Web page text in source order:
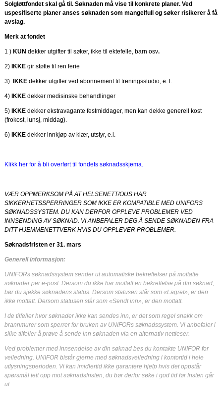
Solgløttfondet skal gå til. Søknaden må vise til konkrete planer. Ved
uspesifiserte planer anses søknaden som mangelfull og søker risikerer å få
avslag.
Merk at fondet
1 ) KUN dekker utgifter til søker, ikke til ektefelle, barn osv.
2)IKKEgir støtte til ren ferie
3) IKKEdekker utgifter ved abonnement til treningsstudio, e. l.
4) IKKEdekker medisinske behandlinger
5) IKKEdekker ekstravagante festmiddager, men kan dekke generell kost
(frokost, lunsj, middag).
6) IKKEdekker innkjøp av klær, utstyr, e.l.
Klikk her for å bli overført til fondets søknadsskjema.
VÆR OPPMERKSOM PÅ AT HELSENETT/OUS HAR
SIKKERHETSSPERRINGER SOM IKKE ER KOMPATIBLE MED UNIFORS
SØKNADSSYSTEM. DU KAN DERFOR OPPLEVE PROBLEMER VED
INNSENDING AV SØKNAD. VI ANBEFALER DEG Å SENDE SØKNADEN FRA
DITT HJEMMENETTVERK HVIS DU OPPLEVER PROBLEMER.
Søknadsfristen er 31. mars
Generell informasjon:
UNIFORs søknadssystem sender ut automatiske bekreftelser på mottatte
søknader per e-post. Dersom du ikke har mottatt en bekreftelse på din søknad,
bør du sjekke søknadens status. Dersom statusen står som «Lagret», er den
ikke mottatt. Dersom statusen står som «Sendt inn», er den mottatt.
I de tilfeller hvor søknader ikke kan sendes inn, er det som regel snakk om
brannmurer som sperrer for bruken av UNIFORs søknadssystem. Vi anbefaler i
slike tilfeller å prøve å sende inn søknaden via en alternativ nettleser.
Ved problemer med innsendelse av din søknad bes du kontakte UNIFOR for
veiledning. UNIFOR bistår gjerne med søknadsveiledning i kontortid i hele
utlysningsperioden. Vi kan imidlertid ikke garantere hjelp hvis det oppstår
spørsmål tett opp mot søknadsfristen, du bør derfor søke i god tid før fristen går
ut.